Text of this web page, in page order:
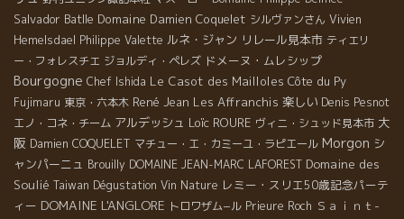
Salvador Batlle Domaine Damien Coquelet シルヴァンさん Vivien
Hemelsdael Philippe Valette ルネ・ジャン リレール見本市 ティエリ
ー・フォレスチエ ジョルディ・ペレズ ドメーヌ・ムレシップ
Bourgogne Chef Ishida Le Casot des Mailloles Côte du Py
Fujimaru 東京・六本木 René Jean Les Affranchis 楽しい Denis Pesnot
エノ・コネ・チーム アルデッシュ Loïc ROURE ヴィニ・シュッド見本市 大
阪 Damien COQUELET マチュー・エ・カミーユ・ラピエール Morgon シ
ャンパーニュ Brouilly DOMAINE JEAN-MARC LAFOREST Domaine des
Soulié Taiwan Dégustation Vin Nature レミー・スリエ50歳記念パーテ
ィー DOMAINE L'ANGLORE トロワザム−ル Prieure Roch Ｓａｉｎｔ-